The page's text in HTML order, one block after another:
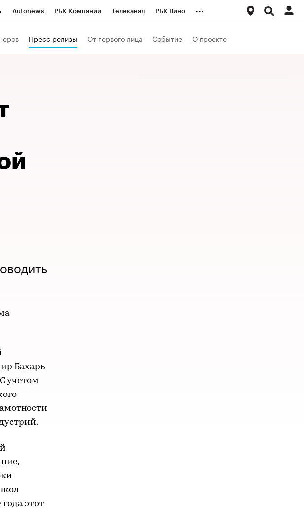
Autonews РБК Компании Телеканал РБК Вино ...
Пресс-релизы От первого лица Событие О проекте
Бахарь
учетом
этот